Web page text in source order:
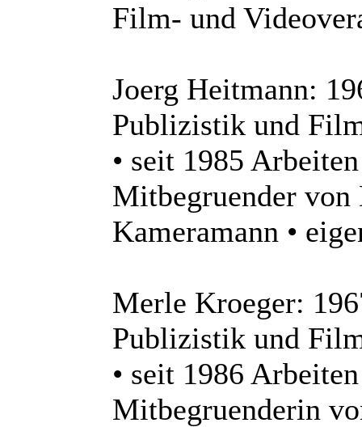
Film- und
Joerg Heitmann:
Publizistik und
• seit 1985
Mitbegruender
Kameramann •
Merle Kroeger:
Publizistik und
• seit 1986
Mitbegruenderin